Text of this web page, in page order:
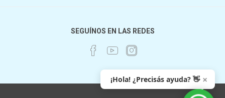
SEGUÍNOS EN LAS REDES
¡Hola! ¿Precisás ayuda? 👋 ×